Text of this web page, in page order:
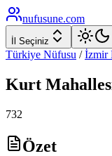
nufusune.com
İl Seçiniz
Türkiye Nüfusu / İzmir
Kurt
732
Özet